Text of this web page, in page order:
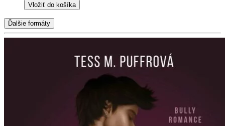
Vložiť do košíka
Ďalšie formáty